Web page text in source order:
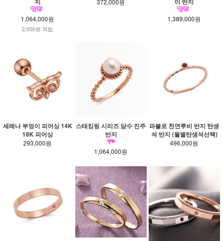
1,064,000원
2,000원 적립
1,389,000원
세레나 부엉이 피어싱 14K
18K 피어싱
293,000원
스태킹링 시리즈 담수 진주
반지
1,064,000원
파블로 천연루비 반지 탄생
석 반지 (월별탄생석선택)
496,000원